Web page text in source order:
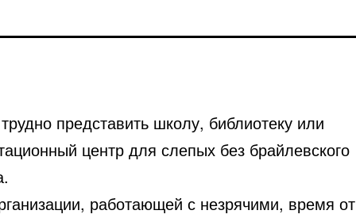
представить школу, библиотеку или
центр для слепых без брайлевского
работающей с незрячими, время от